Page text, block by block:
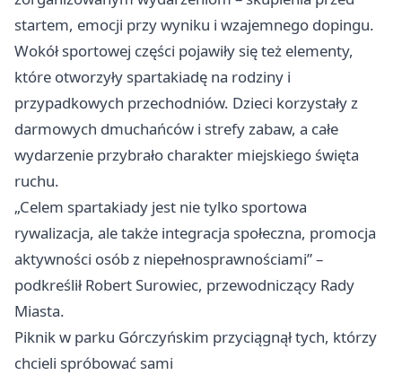
startem, emocji przy wyniku i wzajemnego dopingu.
Wokół sportowej części pojawiły się też elementy,
które otworzyły spartakiadę na rodziny i
przypadkowych przechodniów. Dzieci korzystały z
darmowych dmuchańców i strefy zabaw, a całe
wydarzenie przybrało charakter miejskiego święta
ruchu.
„Celem spartakiady jest nie tylko sportowa
rywalizacja, ale także integracja społeczna, promocja
aktywności osób z niepełnosprawnościami” –
podkreślił Robert Surowiec, przewodniczący Rady
Miasta.
Piknik w parku Górczyńskim przyciągnął tych, którzy
chcieli spróbować sami